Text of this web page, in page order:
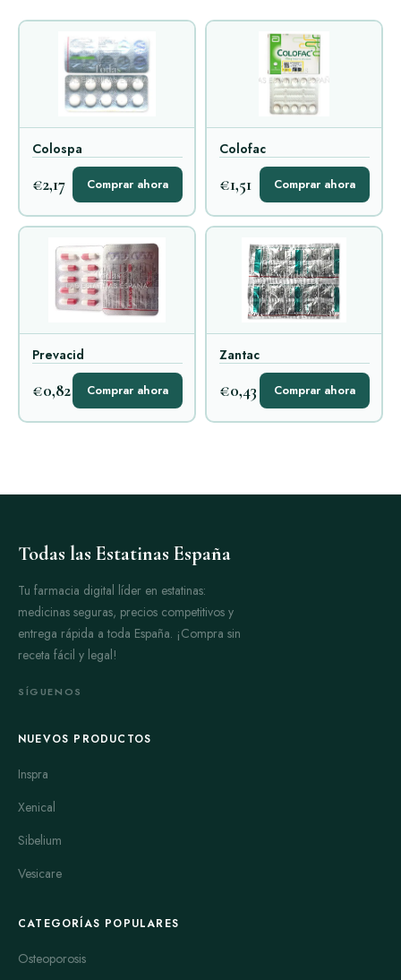
Colospa
€2,17 Comprar ahora
Colofac
€1,51 Comprar ahora
Prevacid
€0,82 Comprar ahora
Zantac
€0,43 Comprar ahora
Todas las Estatinas España
Tu farmacia digital líder en estatinas:
medicinas seguras, precios competitivos y
entrega rápida a toda España. ¡Compra sin
receta fácil y legal!
SÍGUENOS
NUEVOS PRODUCTOS
Inspra
Xenical
Sibelium
Vesicare
CATEGORÍAS POPULARES
Osteoporosis